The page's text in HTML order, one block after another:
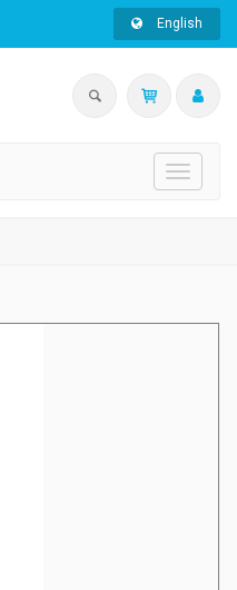
English
Toggle